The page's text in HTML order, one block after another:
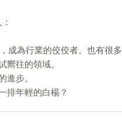
成為行業的佼佼者。也有很多
往的領域。
進步。
排年輕的白楊？